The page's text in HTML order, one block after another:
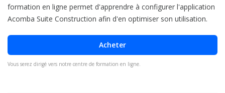
formation en ligne permet d'apprendre à configurer l'application
Acomba Suite Construction afin d'en optimiser son utilisation.
Acheter
Vous serez dirigé vers notre centre de formation en ligne.